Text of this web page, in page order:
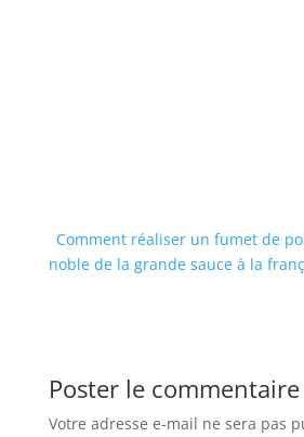
Comment réaliser un fumet de
noble de la grande sauce à la
Poster le commentaire
Votre adresse e-mail ne sera pas